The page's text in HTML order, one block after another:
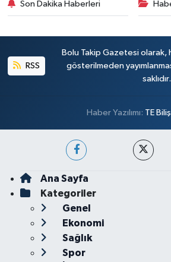
Son Dakika Haberleri
RSS
Bolu Takip Gazetesi olarak,
gösterilmeden
saklıdır.
Haber Yazılımı: TE
Ana Sayfa
Kategoriler
Genel
Ekonomi
Sağlık
Spor